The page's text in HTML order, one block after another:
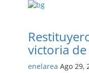
victoria
enelarea Ago 29,